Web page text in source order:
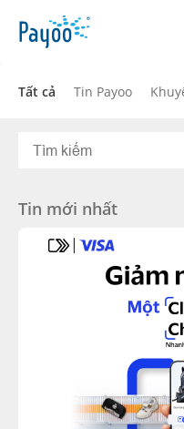
Đăng nhập
Tất cả Tin Payoo
Tin mới nhất